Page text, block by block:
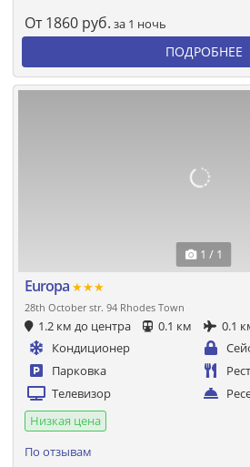
От 1860 руб. за 1 ночь
ПОДРОБНЕЕ
1 / 1
Europa ★★★
28th October str. 94 Rhodes Town
1.2 км до центра 0.1 км
0.1
Кондиционер
Парковка
Телевизор
Низкая цена
По отзывам